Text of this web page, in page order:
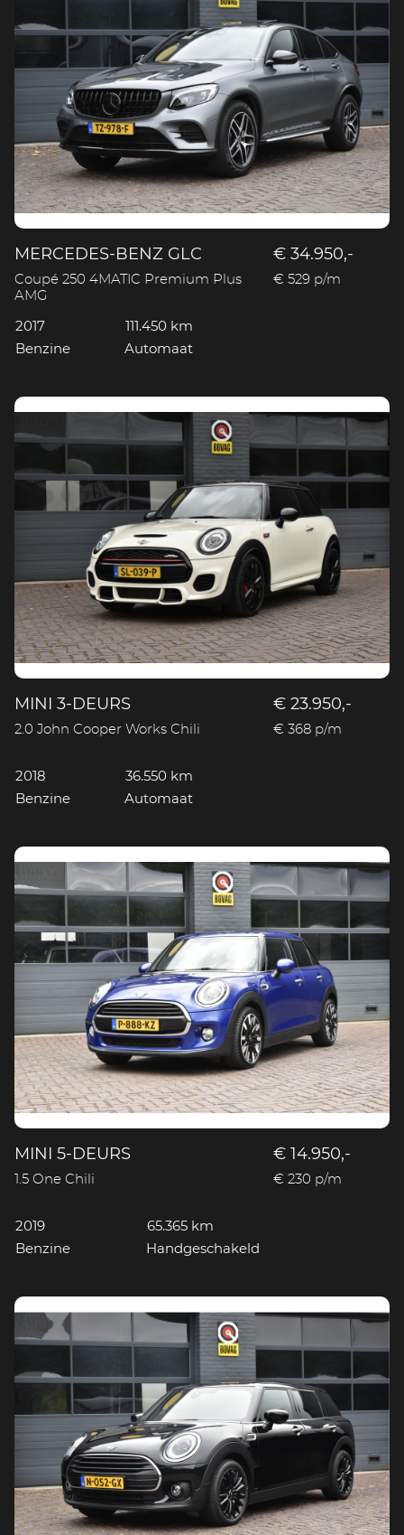
MERCEDES-BENZ GLC
Coupé 250 4MATIC Premium Plus
AMG
€ 34.950,-
€ 529 p/m
2017
111.450 km
Benzine
Automaat
MINI 3-DEURS
2.0 John Cooper Works Chili
€ 23.950,-
€ 368 p/m
2018
36.550 km
Benzine
Automaat
MINI 5-DEURS
1.5 One Chili
€ 14.950,-
€ 230 p/m
2019
65.365 km
Benzine
Handgeschakeld